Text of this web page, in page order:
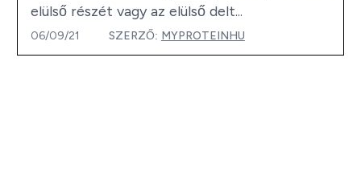
elülső részét vagy az elülső delt...
06/09/21 SZERZŐ: MYPROTEINHU